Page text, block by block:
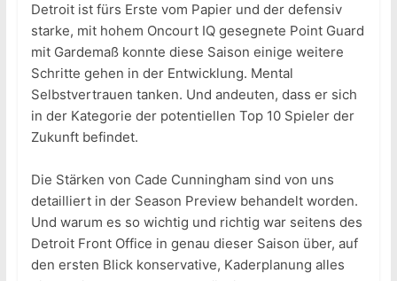
Detroit ist fürs Erste vom Papier und der defensiv
starke, mit hohem Oncourt IQ gesegnete Point Guard
mit Gardemaß konnte diese Saison einige weitere
Schritte gehen in der Entwicklung. Mental
Selbstvertrauen tanken. Und andeuten, dass er sich
in der Kategorie der potentiellen Top 10 Spieler der
Zukunft befindet.
Die Stärken von Cade Cunningham sind von uns
detailliert in der Season Preview behandelt worden.
Und warum es so wichtig und richtig war seitens des
Detroit Front Office in genau dieser Saison über, auf
den ersten Blick konservative, Kaderplanung alles